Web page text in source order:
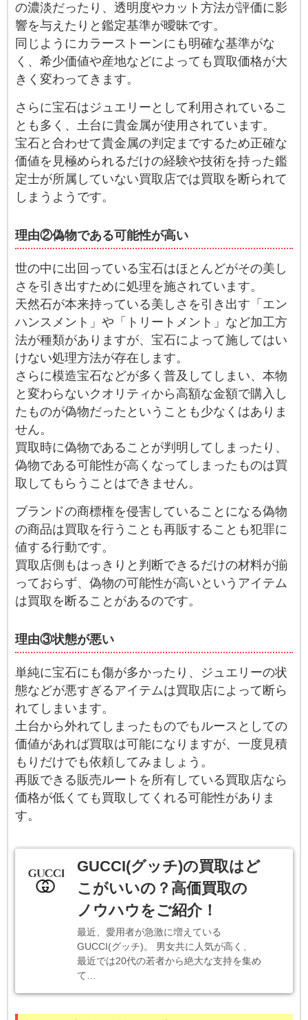
の濃淡だったり、透明度やカット方法が評価に影
響を与えたりと鑑定基準が曖昧です。
同じようにカラーストーンにも明確な基準がな
く、希少価値や産地などによっても買取価格が大
きく変わってきます。
さらに宝石はジュエリーとして利用されているこ
とも多く、土台に貴金属が使用されています。
宝石と合わせて貴金属の判定までするため正確な
価値を見極められるだけの経験や技術を持った鑑
定士が所属していない買取店では買取を断られて
しまうようです。
理由②偽物である可能性が高い
世の中に出回っている宝石はほとんどがその美し
さを引き出すために処理を施されています。
天然石が本来持っている美しさを引き出す「エン
ハンスメント」や「トリートメント」など加工方
法が種類がありますが、宝石によって施してはい
けない処理方法が存在します。
さらに模造宝石などが多く普及してしまい、本物
と変わらないクオリティから高額な金額で購入し
たものが偽物だったということも少なくはありま
せん。
買取時に偽物であることが判明してしまったり、
偽物である可能性が高くなってしまったものは買
取してもらうことはできません。
ブランドの商標権を侵害していることになる偽物
の商品は買取を行うことも再販することも犯罪に
値する行動です。
買取店側もはっきりと判断できるだけの材料が揃
っておらず、偽物の可能性が高いというアイテム
は買取を断ることがあるのです。
理由③状態が悪い
単純に宝石にも傷が多かったり、ジュエリーの状
態などが悪すぎるアイテムは買取店によって断ら
れてしまいます。
土台から外れてしまったものでもルースとしての
価値があれば買取は可能になりますが、一度見積
もりだけでも依頼してみましょう。
再販できる販売ルートを所有している買取店なら
価格が低くても買取してくれる可能性がありま
す。
GUCCI(グッチ)の買取はど
こがいいの？高価買取の
ノウハウをご紹介！
最近、愛用者が急激に増えている
GUCCI(グッチ)。 男女共に人気が高く、
最近では20代の若者から絶大な支持を集め
て…